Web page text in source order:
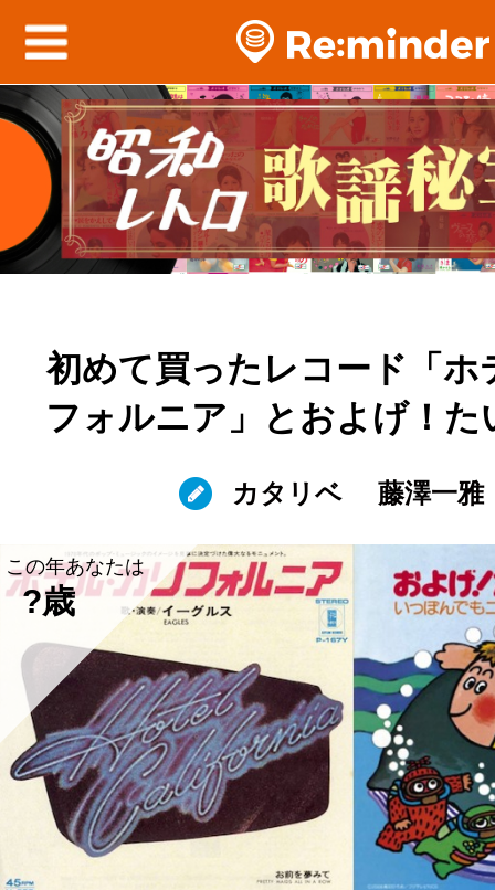
初めて買ったレコード「ホ
フォルニア」とおよげ！た
カタリベ 藤澤一雅
この年あなたは
?歳